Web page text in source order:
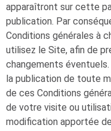
apparaîtront sur cette
publication. Par
Conditions générales à
utilisez le Site, afin de
changements
la publication de toute
de ces Conditions
de votre visite ou
modification apportée